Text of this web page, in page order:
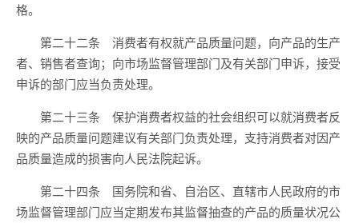
格。
第二十二条 消费者有权就产品质量问题，向产品的生产
者、销售者查询；向市场监督管理部门及有关部门申诉，接受
申诉的部门应当负责处理。
第二十三条 保护消费者权益的社会组织可以就消费者反
映的产品质量问题建议有关部门负责处理，支持消费者对因产
品质量造成的损害向人民法院起诉。
第二十四条 国务院和省、自治区、直辖市人民政府的市
场监督管理部门应当定期发布其监督抽查的产品的质量状况公